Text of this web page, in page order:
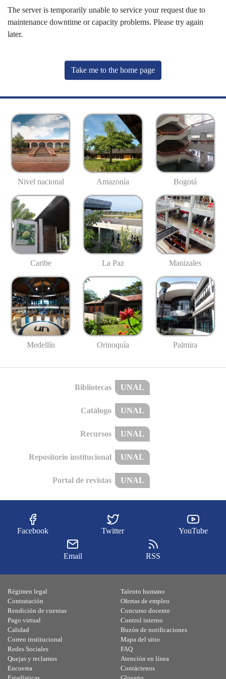
The server is temporarily unable to service your request due to
maintenance downtime or capacity problems. Please try again
later.
Take me to the home page
Nivel nacional Amazonía Bogotá
Caribe La Paz Manizales
Medellín Orinoquía Palmira
Bibliotecas UNAL
Catálogo UNAL
Recursos UNAL
Repositorio institucional UNAL
Portal de revistas UNAL
Facebook Twitter YouTube
Email RSS
Régimen legal
Contratación
Rendición de cuentas
Pago virtual
Calidad
Talento humano
Ofertas de empleo
Concurso docente
Control interno
Buzón de notificaciones
Correo institucional
Redes Sociales
Quejas y reclamos
Encuesta
Mapa del sitio
FAQ
Atención en línea
Contáctenos